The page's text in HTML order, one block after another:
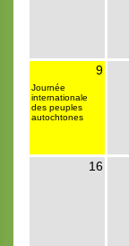
9
Journée
internationale
des peuples
autochtones
16